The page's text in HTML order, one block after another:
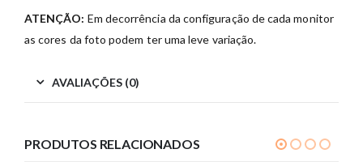
ATENÇÃO: Em decorrência da configuração de cada monitor
as cores da foto podem ter uma leve variação.
AVALIAÇÕES (0)
PRODUTOS RELACIONADOS